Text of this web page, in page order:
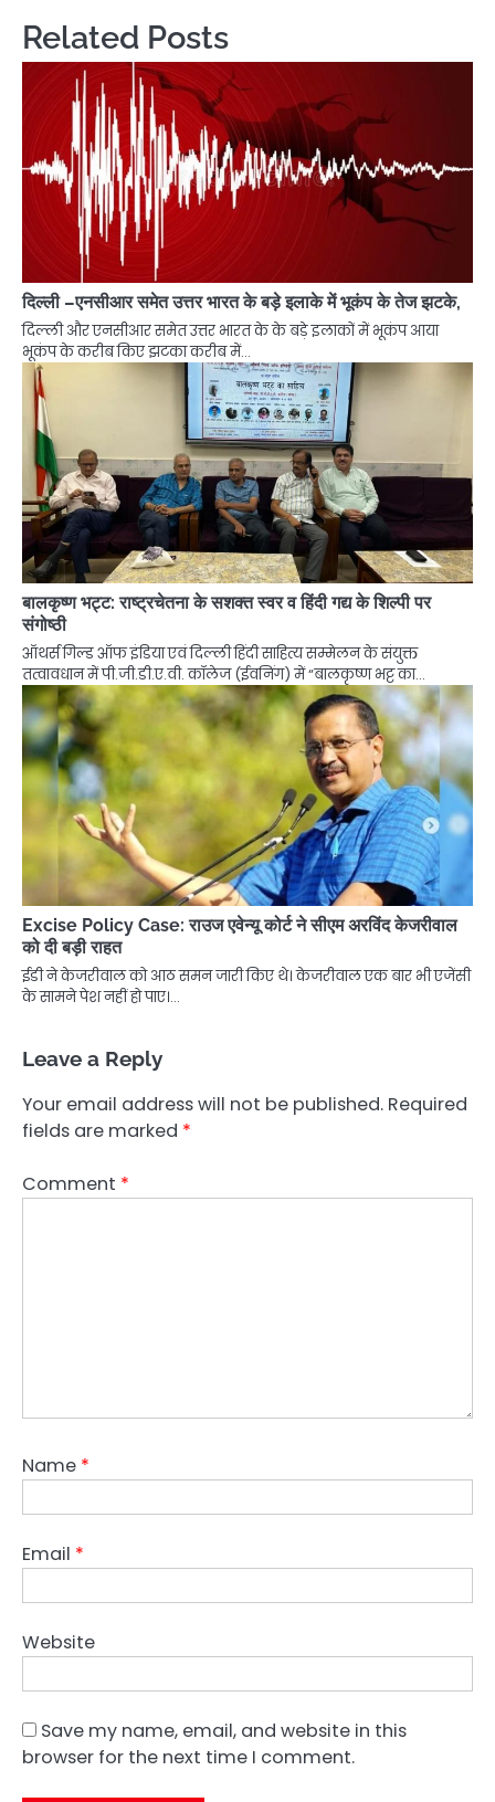
Related Posts
दिल्ली –एनसीआर समेत उत्तर भारत के बड़े इलाके में भूकंप के तेज झटके,
दिल्ली और एनसीआर समेत उत्तर भारत के के बड़े इलाकों में भूकंप आया
भूकंप के करीब किए झटका करीब में…
बालकृष्ण भट्ट: राष्ट्रचेतना के सशक्त स्वर व हिंदी गद्य के शिल्पी पर
संगोष्ठी
ऑथर्स गिल्ड ऑफ इंडिया एवं दिल्ली हिंदी साहित्य सम्मेलन के संयुक्त
तत्वावधान में पी.जी.डी.ए.वी. कॉलेज (ईवनिंग) में “बालकृष्ण भट्ट का…
Excise Policy Case: राउज एवेन्यू कोर्ट ने सीएम अरविंद केजरीवाल
को दी बड़ी राहत
ईडी ने केजरीवाल को आठ समन जारी किए थे। केजरीवाल एक बार भी एजेंसी
के सामने पेश नहीं हो पाए।…
Leave a Reply
Your email address will not be published. Required
fields are marked *
Comment *
Name *
Email *
Website
Save my name, email, and website in this
browser for the next time I comment.